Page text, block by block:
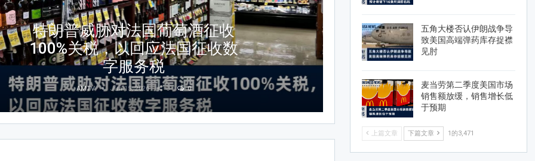
特朗普威胁对法国葡萄酒征收
100%关税，以回应法国征收数
字服务税
AMTV Jun 15, 2026 0 0
AMTV
五角大楼否认伊朗战争导
致美国高端弹药库存捉襟
见肘
麦当劳第二季度美国市场
销售额放缓，销售增长低
于预期
上篇文章 下篇文章 1的3,471